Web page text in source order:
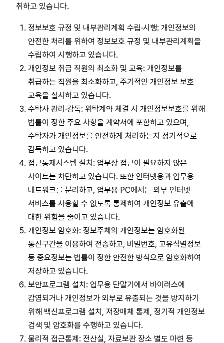
취하고 있습니다.
정보보호 규정 및 내부관리계획 수립·시행: 개인정보의
안전한 처리를 위하여 정보보호 규정 및 내부관리계획을
수립하여 시행하고 있습니다.
개인정보 취급 직원의 최소화 및 교육: 개인정보를
취급하는 직원을 최소화하고, 주기적인 개인정보 보호
교육을 실시하고 있습니다.
수탁사 관리·감독: 위탁계약 체결 시 개인정보보호를 위해
법률이 정한 주요 사항을 계약서에 포함하고 있으며,
수탁자가 개인정보를 안전하게 처리하는지 정기적으로
감독하고 있습니다.
접근통제시스템 설치: 업무상 접근이 필요하지 않은
사이트는 차단하고 있습니다. 또한 인터넷용과 업무용
네트워크를 분리하고, 업무용 PC에서는 외부 인터넷
서비스를 사용할 수 없도록 통제하여 개인정보 유출에
대한 위험을 줄이고 있습니다.
개인정보 암호화: 정보주체의 개인정보는 암호화된
통신구간을 이용하여 전송하고, 비밀번호, 고유식별정보
등 중요정보는 법률이 정한 안전한 방식으로 암호화하여
저장하고 있습니다.
보안프로그램 설치: 업무용 단말기에서 바이러스에
감염되거나 개인정보가 외부로 유출되는 것을 방지하기
위해 백신프로그램 설치, 저장매체 통제, 정기적 개인정보
검색 및 암호화를 수행하고 있습니다.
물리적 접근통제: 전산실, 자료보관 장소 별도 마련 등